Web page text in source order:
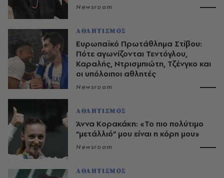
Newsroom
ΑΘΛΗΤΙΣΜΟΣ
Ευρωπαϊκό Πρωτάθλημα Στίβου:
Πότε αγωνίζονται Τεντόγλου,
Καραλής, Ντρισμπιώτη, Τζένγκο και
οι υπόλοιποι αθλητές
Newsroom
ΑΘΛΗΤΙΣΜΟΣ
Άννα Κορακάκη: «Το πιο πολύτιμο
“μετάλλιό” μου είναι η κόρη μου»
Newsroom
ΑΘΛΗΤΙΣΜΟΣ